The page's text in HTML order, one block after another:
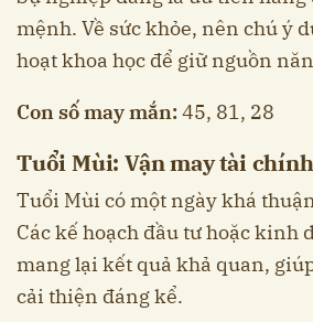
mệnh. Về sức khỏe, nên chú ý
hoạt khoa học để giữ nguồn
Con số may mắn:45, 81, 28
Tuổi Mùi: Vận may tài
Tuổi Mùi có một ngày khá
Các kế hoạch đầu tư hoặc kinh
mang lại kết quả khả quan,
cải thiện đáng kể.